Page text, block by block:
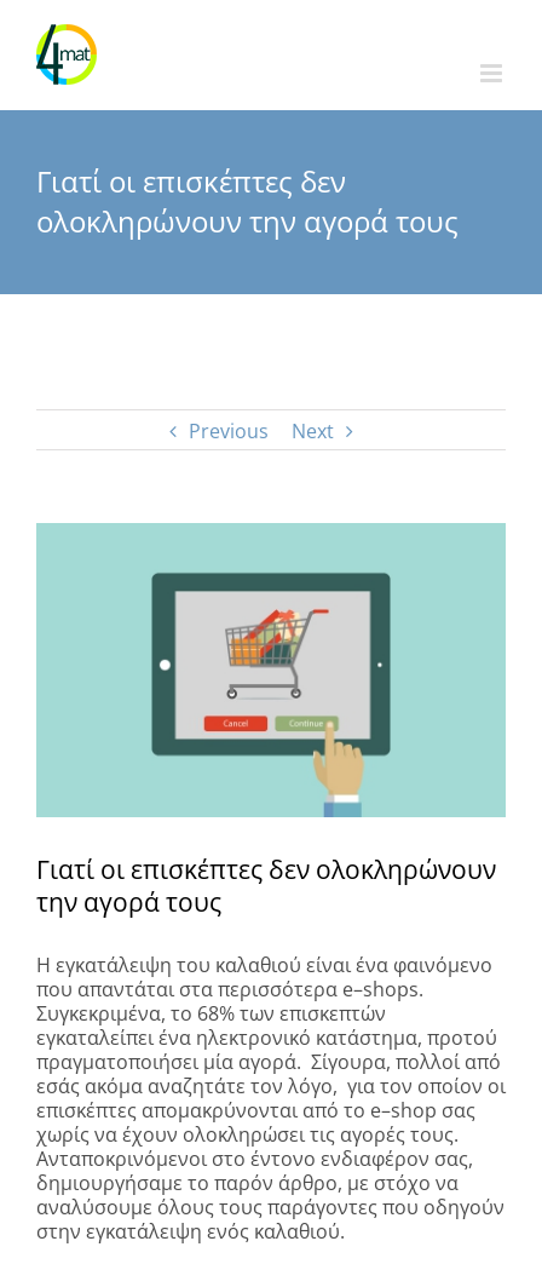
content
Γιατί οι επισκέπτες δεν
ολοκληρώνουν την αγορά τους
Previous Next
Γιατί οι επισκέπτες δεν ολοκληρώνουν
την αγορά τους
Η εγκατάλειψη του καλαθιού είναι ένα φαινόμενο
που απαντάται στα περισσότερα e–shops.
Συγκεκριμένα, το 68% των επισκεπτών
εγκαταλείπει ένα ηλεκτρονικό κατάστημα, προτού
πραγματοποιήσει μία αγορά. Σίγουρα, πολλοί από
εσάς ακόμα αναζητάτε τον λόγο, για τον οποίον οι
επισκέπτες απομακρύνονται από το e–shop σας
χωρίς να έχουν ολοκληρώσει τις αγορές τους.
Ανταποκρινόμενοι στο έντονο ενδιαφέρον σας,
δημιουργήσαμε το παρόν άρθρο, με στόχο να
αναλύσουμε όλους τους παράγοντες που οδηγούν
στην εγκατάλειψη ενός καλαθιού.